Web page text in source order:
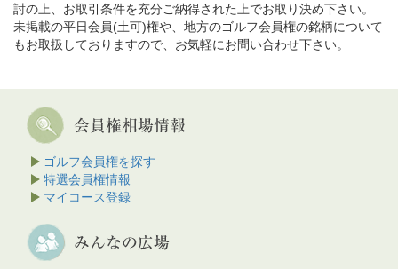
討の上、お取引条件を充分ご納得された上でお取り決め下さい。
未掲載の平日会員(土可)権や、地方のゴルフ会員権の銘柄について
もお取扱しておりますので、お気軽にお問い合わせ下さい。
ゴルフ会員権を探す
特選会員権情報
マイコース登録